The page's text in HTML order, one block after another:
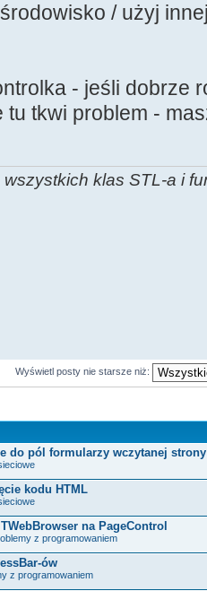
/ użyj
- jeśli dobrze
tu tkwi problem -
wszystkich klas STL-a i
Wyświetl posty nie starsze niż:
do pól formularzy wczytanej
kodu HTML
na PageControl
z programowaniem
ów
z programowaniem